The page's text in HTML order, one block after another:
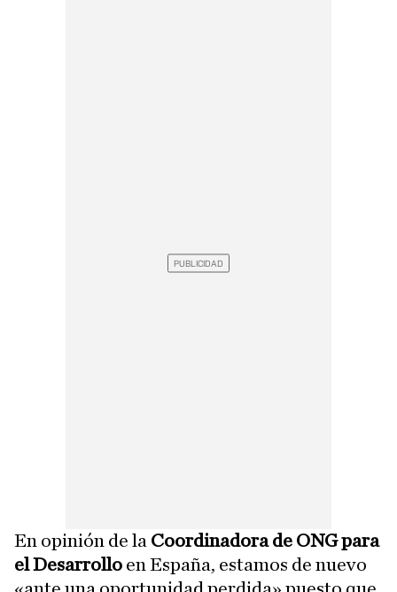
En opinión de la Coordinadora de ONG para
el Desarrollo en España, estamos de nuevo